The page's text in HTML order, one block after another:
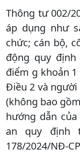
Thông tư 002/
áp dụng như
chức; cán bộ,
động quy
điểm g khoản
Điều 2 và
(không bao
hướng dẫn
an quy định
178/2024/NĐ-